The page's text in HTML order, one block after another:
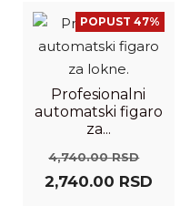
POPUST 47%
Profesionalni
automatski figaro
za...
4,740.00RSD
2,740.00 RSD